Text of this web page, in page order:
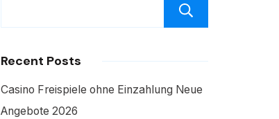
Recent Posts
Casino Freispiele ohne Einzahlung Neue
Angebote 2026